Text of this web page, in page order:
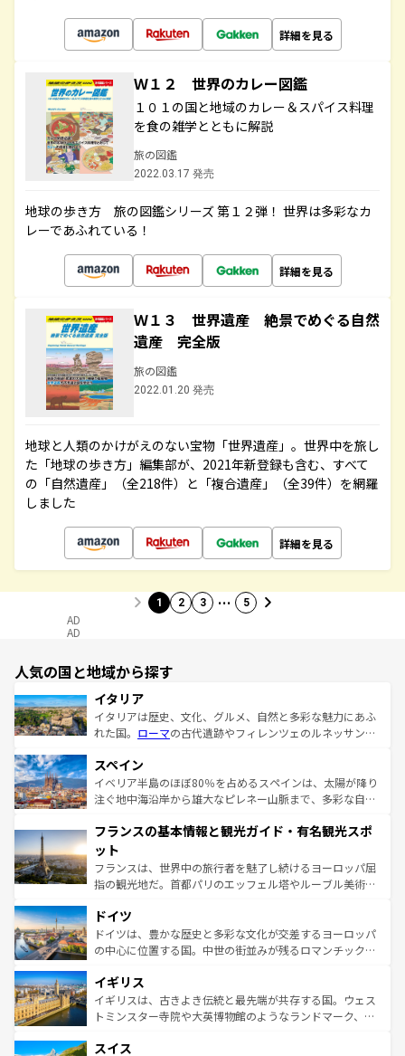
詳細を見る
Ｗ１２ 世界のカレー図鑑
１０１の国と地域のカレー＆スパイス料理
を食の雑学とともに解説
旅の図鑑
2022.03.17 発売
地球の歩き方 旅の図鑑シリーズ 第１２弾！ 世界は多彩なカ
レーであふれている！
詳細を見る
Ｗ１３ 世界遺産 絶景でめぐる自然
遺産 完全版
旅の図鑑
2022.01.20 発売
地球と人類のかけがえのない宝物「世界遺産」。世界中を旅し
た「地球の歩き方」編集部が、2021年新登録も含む、すべて
の「自然遺産」（全218件）と「複合遺産」（全39件）を網羅
しました
詳細を見る
1 2 3 … 5
AD
AD
人気の国と地域から探す
イタリア
イタリアは歴史、文化、グルメ、自然と多彩な魅力にあふ
れた国。 ローマの古代遺跡やフィレンツェのルネッサンス
ろん、トスカーナの美しい田園風景やアマルフィ海岸の絶
景など、自然景観も見逃せない。観光の合間には、本場の
ピザやパスタなど、絶品のイタリア料理を堪能することも
ませてくれるイタリアで、忘れられない旅をしてみよう！
なお、新着のイタリア情報は
しい。
スペイン
イベリア半島のほぼ80％を占めるスペインは、太陽が降り
注ぐ地中海沿岸から雄大なピレネー山脈まで、多彩な自然
文化が根付くこの国では、情熱的なフラメンコ、熱気あふ
れる闘牛、そして美味しいタパスが生活の一部となってい
る。首都マドリードの洗練された雰囲気や、バルセロナの
アートに溢れた街角から、地方では古代ローマ遺跡や中世
せる。地方によって風土や気候が異なるスペインはその個
性で訪れる人を魅了する。 なお、新着のスペイン情報は コ
ンテンツ一覧を参照してほしい。
フランスの基本情報と観光ガイド・有名観光スポ
ット
フランスは、世界中の旅行者を魅了し続けるヨーロッパ屈
指の観光地だ。首都パリのエッフェル塔やルーブル美術館
で、幅広い魅力が詰まっている。華麗な宮殿、歴史的な大
聖堂、美しいビーチ、そして豊かな自然が、訪れる者を心
から魅了する。また、フランスは美食の国としても知ら
いる。シャンパンの発祥地であるランス、プロヴァンスの
香り高いラベンダー畑など、多彩な楽しみ方が可能だ。さ
らに、パリ以外の地域にも魅力が溢れており、どの街角に
れる地方に足を運ぶとそれぞれで全く異なる文化を体験で
ドイツ
ドイツは、豊かな歴史と多彩な文化が交差するヨーロッパ
の中心に位置する国。中世の街並みが残るロマンチック街
顔を持つこの国は、どこを歩いても飽きることがない。ベ
ルリンの文化的活気、バイエルン州のアルプスの絶景、そ
してライン川沿いのワイン畑といった風景は必見。ビール
は、お酒好きな人にはぜひ体験してほしい。 なお、新着の
イギリス
イギリスは、古きよき伝統と最先端が共存する国。ウェス
トミンスター寺院や大英博物館のようなランドマーク、歴
リアごとに異なる魅力がある。また、優雅なアフタヌーン
スイス